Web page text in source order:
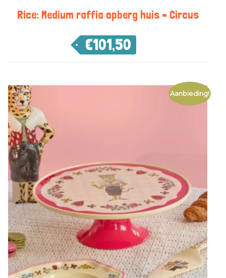
Rice: Medium raffia opberg huis – Circus
€101,50
Aanbieding!